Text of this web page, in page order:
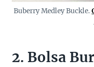
Buberry Medley Buckle.
2. Bolsa